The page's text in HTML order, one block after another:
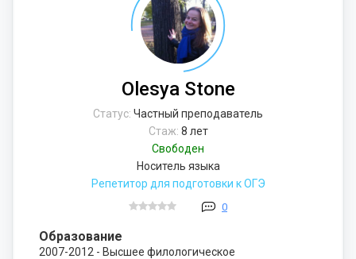
Olesya Stone
Статус: Частный преподаватель
Стаж: 8 лет
Свободен
Носитель языка
Репетитор для подготовки к ОГЭ
0
Образование
2007-2012 - Высшее филологическое